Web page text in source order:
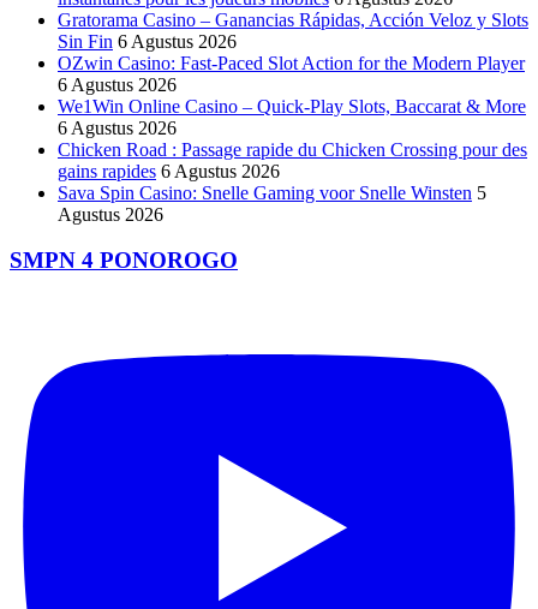
Gratorama Casino – Ganancias Rápidas, Acción Veloz y Slots
Sin Fin 6 Agustus 2026
OZwin Casino: Fast‑Paced Slot Action for the Modern Player
6 Agustus 2026
We1Win Online Casino – Quick‑Play Slots, Baccarat & More
6 Agustus 2026
Chicken Road : Passage rapide du Chicken Crossing pour des
gains rapides 6 Agustus 2026
Sava Spin Casino: Snelle Gaming voor Snelle Winsten 5
Agustus 2026
SMPN 4 PONOROGO